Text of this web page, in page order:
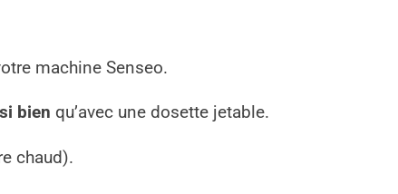
machine Senseo.
bien qu’avec une dosette jetable.
chaud).